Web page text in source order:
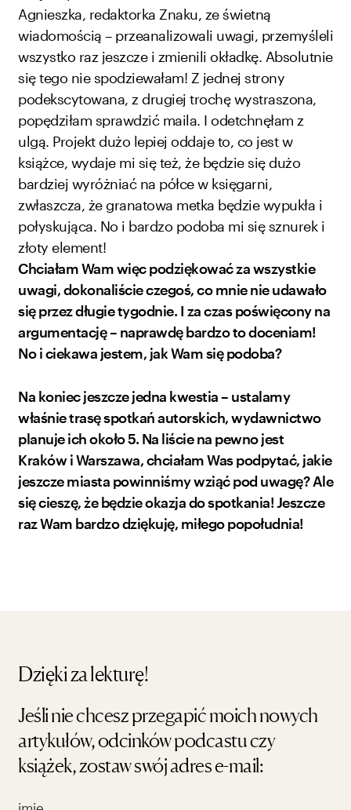
Agnieszka, redaktorka Znaku, ze świetną
wiadomością – przeanalizowali uwagi, przemyśleli
wszystko raz jeszcze i zmienili okładkę. Absolutnie
się tego nie spodziewałam! Z jednej strony
podekscytowana, z drugiej trochę wystraszona,
popędziłam sprawdzić maila. I odetchnęłam z
ulgą. Projekt dużo lepiej oddaje to, co jest w
książce, wydaje mi się też, że będzie się dużo
bardziej wyróżniać na półce w księgarni,
zwłaszcza, że granatowa metka będzie wypukła i
połyskująca. No i bardzo podoba mi się sznurek i
złoty element!
Chciałam Wam więc podziękować za wszystkie
uwagi, dokonaliście czegoś, co mnie nie udawało
się przez długie tygodnie. I za czas poświęcony na
argumentację – naprawdę bardzo to doceniam!
No i ciekawa jestem, jak Wam się podoba?
Na koniec jeszcze jedna kwestia – ustalamy
właśnie trasę spotkań autorskich, wydawnictwo
planuje ich około 5. Na liście na pewno jest
Kraków i Warszawa, chciałam Was podpytać, jakie
jeszcze miasta powinniśmy wziąć pod uwagę? Ale
się cieszę, że będzie okazja do spotkania! Jeszcze
raz Wam bardzo dziękuję, miłego popołudnia!
Dzięki za lekturę!
Jeśli nie chcesz przegapić moich nowych
artykułów, odcinków podcastu czy
książek, zostaw swój adres e-mail: